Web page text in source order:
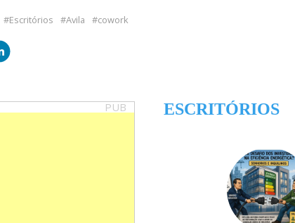
Escritórios Avila cowork
PUB ESCRITÓRIOS